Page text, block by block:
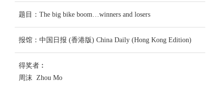
题目：The big bike boom…winners and losers
报馆：中国日报 (香港版) China Daily (Hong Kong Edition)
得奖者︰
周沫 Zhou Mo